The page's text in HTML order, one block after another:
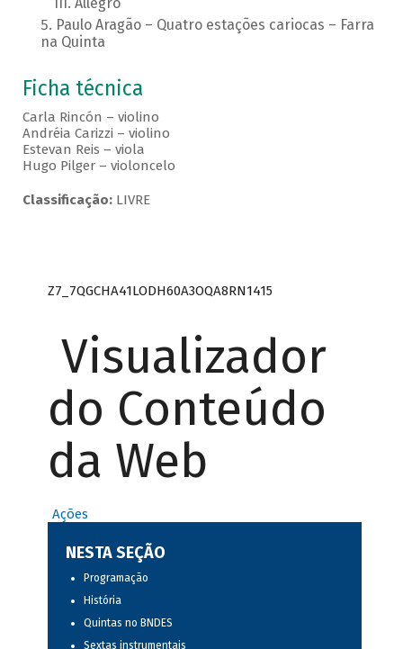
Allegro
Paulo Aragão – Quatro estações cariocas – Farra
na Quinta
Ficha técnica
Carla Rincón – violino
Andréia Carizzi – violino
Estevan Reis – viola
Hugo Pilger – violoncelo
Classificação:LIVRE
Z7_7QGCHA41LODH60A3OQA8RN1415
Visualizador
do Conteúdo
da Web
Ações
NESTA SEÇÃO
Programação
História
Quintas no BNDES
Sextas instrumentais